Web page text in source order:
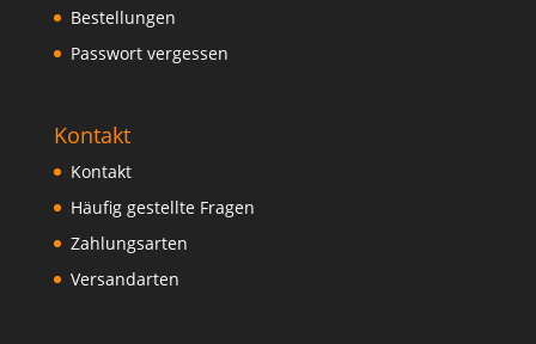
Bestellungen
Passwort vergessen
Kontakt
Kontakt
Häufig gestellte Fragen
Zahlungsarten
Versandarten